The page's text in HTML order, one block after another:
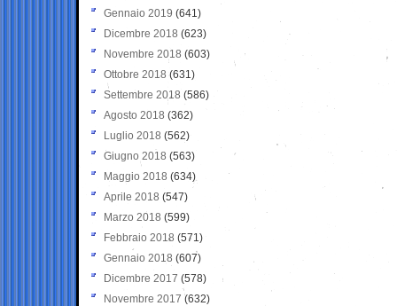
Gennaio 2019 (641)
Dicembre 2018 (623)
Novembre 2018 (603)
Ottobre 2018 (631)
Settembre 2018 (586)
Agosto 2018 (362)
Luglio 2018 (562)
Giugno 2018 (563)
Maggio 2018 (634)
Aprile 2018 (547)
Marzo 2018 (599)
Febbraio 2018 (571)
Gennaio 2018 (607)
Dicembre 2017 (578)
Novembre 2017 (632)